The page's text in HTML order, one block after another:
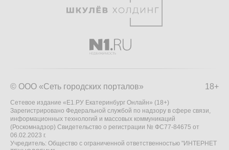
18+
© ООО «Сеть городских порталов»
Сетевое издание «Е1.РУ Екатеринбург Онлайн» (18+)
Зарегистрировано Федеральной службой по надзору в сфере связи,
информационных технологий и массовых коммуникаций
(Роскомнадзор) Свидетельство о регистрации № ФС77-84675 от
06.02.2023 г.
Учредитель: Общество с ограниченной ответственностью "ИНТЕРНЕТ